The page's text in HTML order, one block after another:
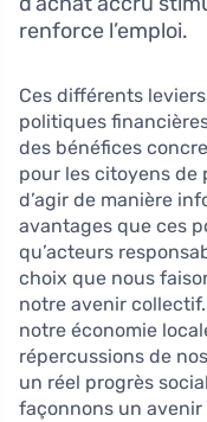
renforce l’emploi.
Ces différents
politiques
des bénéfices
pour les citoyens de
d’agir de manière
avantages que ces
qu’acteurs
choix que nous
notre avenir
notre économie
répercussions de
un réel progrès
façonnons un avenir